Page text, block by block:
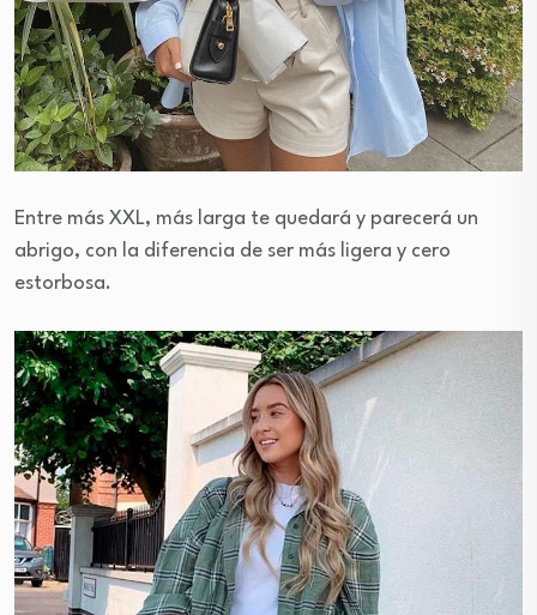
Entre más XXL, más larga te quedará y parecerá un
abrigo, con la diferencia de ser más ligera y cero
estorbosa.